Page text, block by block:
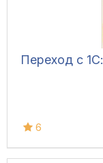
Переход с
6